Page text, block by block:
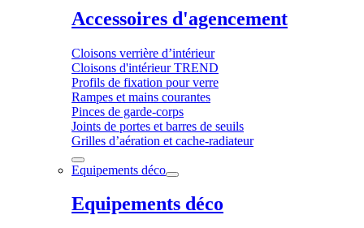
Accessoires d'agencement
Cloisons verrière d’intérieur
Cloisons d'intérieur TREND
Profils de fixation pour verre
Rampes et mains courantes
Pinces de garde-corps
Joints de portes et barres de seuils
Grilles d’aération et cache-radiateur
Equipements déco
Equipements déco